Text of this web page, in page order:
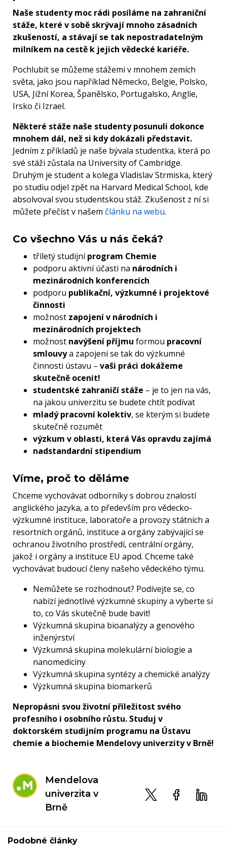
Naše studenty moc rádi posíláme na zahraniční
stáže, které v sobě skrývají mnoho zásadních
zkušeností, a stávají se tak nepostradatelným
milníkem na cestě k jejich vědecké kariéře.
Pochlubit se můžeme stážemi v mnohem zemích
světa, jako jsou například Německo, Belgie, Polsko,
USA, Jižní Korea, Španělsko, Portugalsko, Anglie,
Irsko či Izrael.
Některé stáže naše studenty posunuli dokonce
mnohem dál, než si kdy dokázali představit.
Jedním z příkladů je naše bývala studentka, která po
své stáži zůstala na University of Cambridge.
Druhým je student a kolega Vladislav Strmiska, který
po studiu odjel zpět na Harvard Medical School, kde
absolvoval svou studentskou stáž. Zkušenost z ní si
můžete přečíst v našem článku na webu.
Co všechno Vás u nás čeká?
tříletý studijníprogram Chemie
podporu aktivní účasti na národních i
mezinárodních konferencích
podporu publikační, výzkumné i projektové
činnosti
možnost zapojení v národních i
mezinárodních projektech
možnost navýšení příjmu formou pracovní
smlouvya zapojení se tak do výzkumné
činnosti ústavu – vaši práci dokážeme
skutečně ocenit!
studentské zahraničí stáže – je to jen na vás,
na jakou univerzitu se budete chtít podívat
mladý pracovní kolektiv, se kterým si budete
skutečně rozumět
výzkum v oblasti, která Vás opravdu zajímá
nadstandardní stipendium
Víme, proč to děláme
Chceme vychovávat odborníky s dobrou znalostí
anglického jazyka, a to především pro vědecko-
výzkumné instituce, laboratoře a provozy státních a
resortních orgánů, instituce a orgány zabývající se
ochranou životního prostředí, centrální orgány,
jakož i orgány a instituce EU apod. Chceme také
vychovávat budoucí členy našeho vědeckého týmu.
Nemůžete se rozhodnout? Podívejte se, co
nabízí jednotlivé výzkumné skupiny a vyberte si
to, co Vás skutečně bude bavit!
Výzkumná skupina bioanalýzy a genového
inženýrství
Výzkumná skupina molekulární biologie a
nanomedicíny
Výzkumná skupina syntézy a chemické analýzy
Výzkumná skupina biomarkerů
Nepropásni svou životní příležitost svého
profesního i osobního růstu. Studuj v
doktorském studijním programu na Ústavu
chemie a biochemie Mendelovy univerzity v Brně!
Mendelova
univerzita v
Brně
Podobné články